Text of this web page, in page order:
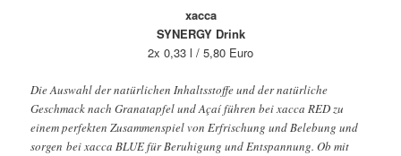
xacca
SYNERGY Drink
2x 0,33 l / 5,80 Euro
Die Auswahl der natürlichen Inhaltsstoffe und der natürliche
Geschmack nach Granatapfel und Açaí führen bei xacca RED zu
einem perfekten Zusammenspiel von Erfrischung und Belebung und
sorgen bei xacca BLUE für Beruhigung und Entspannung. Ob mit